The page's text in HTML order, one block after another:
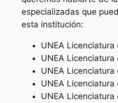
especializadas que
esta institución:
UNEA Licenciatura
UNEA Licenciatura
UNEA Licenciatura
UNEA Licenciatura
UNEA Licenciatura